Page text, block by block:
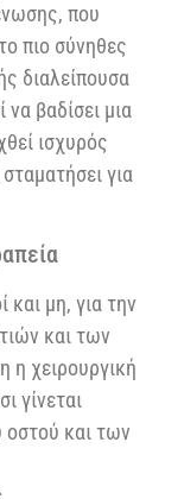
που
πιο σύνηθες
διαλείπουσα
βαδίσει μια
ισχυρός
για
και μη, για την
και των
χειρουργική
γίνεται
οστού και των